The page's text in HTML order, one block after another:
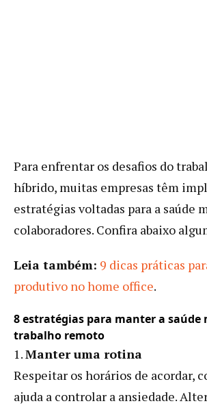
Para enfrentar os desafios do
híbrido, muitas empresas têm
estratégias voltadas para a saúde
colaboradores. Confira abaixo
Leia também: 9 dicas práticas
produtivo no home office.
8 estratégias para manter a saúde
trabalho remoto
1.Manter uma rotina
Respeitar os horários de acordar,
ajuda a controlar a ansiedade.